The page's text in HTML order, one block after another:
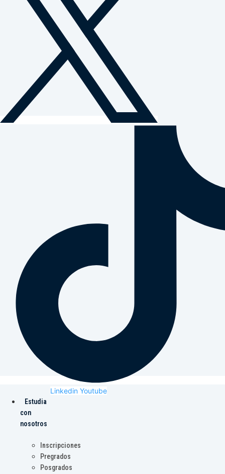
Linkedin Youtube
Estudia
con
nosotros
Inscripciones
Pregrados
Posgrados